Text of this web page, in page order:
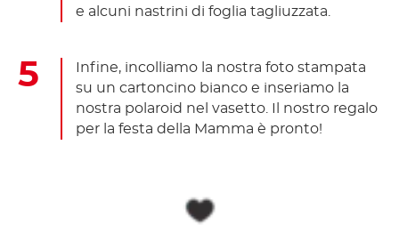
e alcuni nastrini di foglia tagliuzzata.
Infine, incolliamo la nostra foto stampata
su un cartoncino bianco e inseriamo la
nostra polaroid nel vasetto. Il nostro regalo
per la festa della Mamma è pronto!